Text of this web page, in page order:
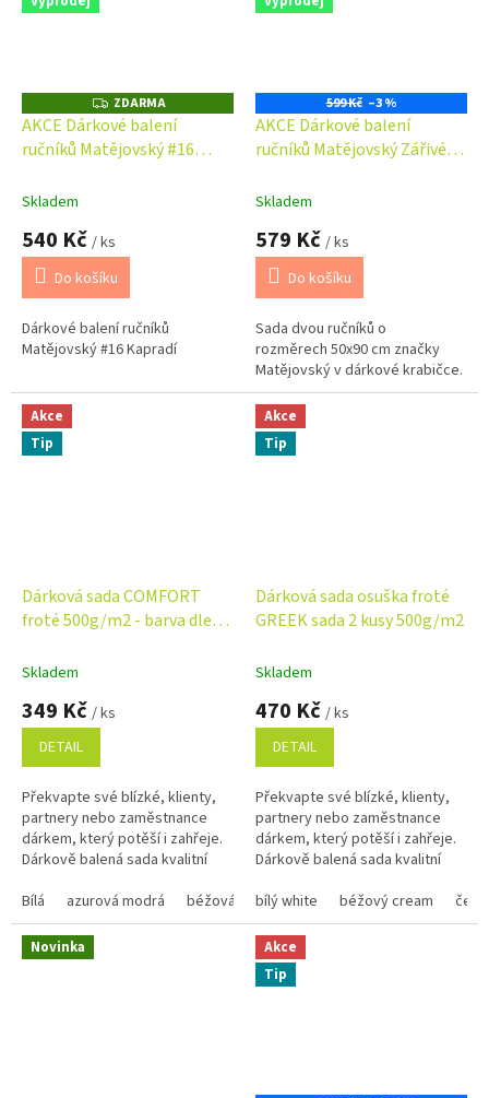
Z
D
A
R
M
ZDARMA
AKCE Dárkové balení
ručníků Matějovský #16
Skladem
540 Kč / ks
Do košíku
Dárkové balení ručníků
Matějovský #16 Kapradí
599 Kč –3 %
AKCE Dárkové balení
ručníků Matějovský Zářivé
Skladem
579 Kč / ks
Do košíku
Sada dvou ručníků o
rozměrech 50x90 cm značky
Matějovský v dárkové krabičce.
Akce
Tip
Dárková sada COMFORT
froté 500g/m2 - barva dle
Skladem
349 Kč / ks
DETAIL
Překvapte své blízké, klienty,
partnery nebo zaměstnance
dárkem, který potěší i zahřeje.
Dárkově balená sada kvalitní
praktická, ale i stylová....
Bílá azurová modrá béžová černá červená hnědá 1420
Akce
Tip
Dárková sada osuška froté
GREEK sada 2 kusy 500g/m2
Skladem
470 Kč / ks
DETAIL
Překvapte své blízké, klienty,
partnery nebo zaměstnance
dárkem, který potěší i zahřeje.
Dárkově balená sada kvalitní
praktická, ale i stylová....
bílý white béžový cream
Novinka
Akce
Tip